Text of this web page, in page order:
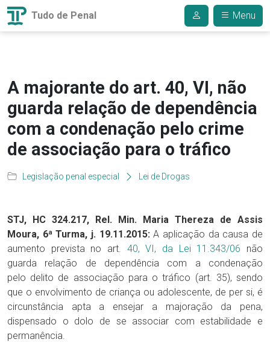
Tudo de Penal Menu
A majorante do art. 40, VI, não
guarda relação de dependência
com a condenação pelo crime
de associação para o tráfico
Legislação penal especial Lei de Drogas
STJ, HC 324.217, Rel. Min. Maria Thereza de Assis
Moura, 6ª Turma, j. 19.11.2015:A aplicação da causa de
aumento prevista no art. 40, VI, da Lei 11.343/06 não
guarda relação de dependência com a condenação
pelo delito de associação para o tráfico (art. 35), sendo
que o envolvimento de criança ou adolescente, de per si, é
circunstância apta a ensejar a majoração da pena,
dispensado o dolo de se associar com estabilidade e
permanência.